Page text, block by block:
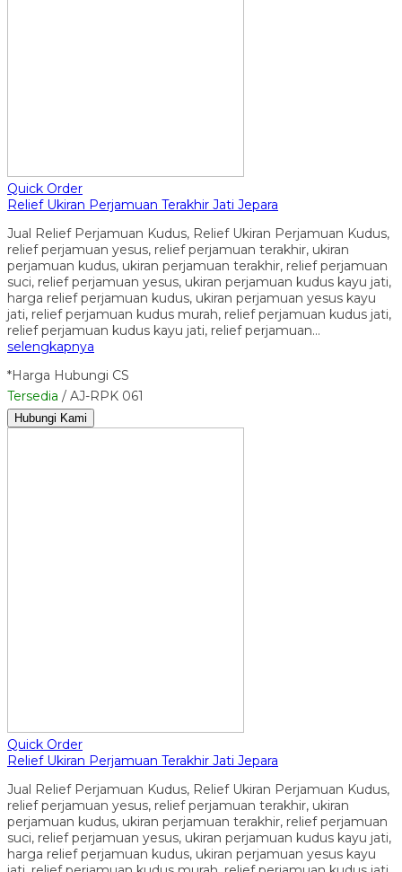
Quick Order
Relief Ukiran Perjamuan Terakhir Jati Jepara
Jual Relief Perjamuan Kudus, Relief Ukiran Perjamuan Kudus,
relief perjamuan yesus, relief perjamuan terakhir, ukiran
perjamuan kudus, ukiran perjamuan terakhir, relief perjamuan
suci, relief perjamuan yesus, ukiran perjamuan kudus kayu jati,
harga relief perjamuan kudus, ukiran perjamuan yesus kayu
jati, relief perjamuan kudus murah, relief perjamuan kudus jati,
relief perjamuan kudus kayu jati, relief perjamuan…
selengkapnya
*Harga Hubungi CS
Tersedia / AJ-RPK 061
Hubungi Kami
Quick Order
Relief Ukiran Perjamuan Terakhir Jati Jepara
Jual Relief Perjamuan Kudus, Relief Ukiran Perjamuan Kudus,
relief perjamuan yesus, relief perjamuan terakhir, ukiran
perjamuan kudus, ukiran perjamuan terakhir, relief perjamuan
suci, relief perjamuan yesus, ukiran perjamuan kudus kayu jati,
harga relief perjamuan kudus, ukiran perjamuan yesus kayu